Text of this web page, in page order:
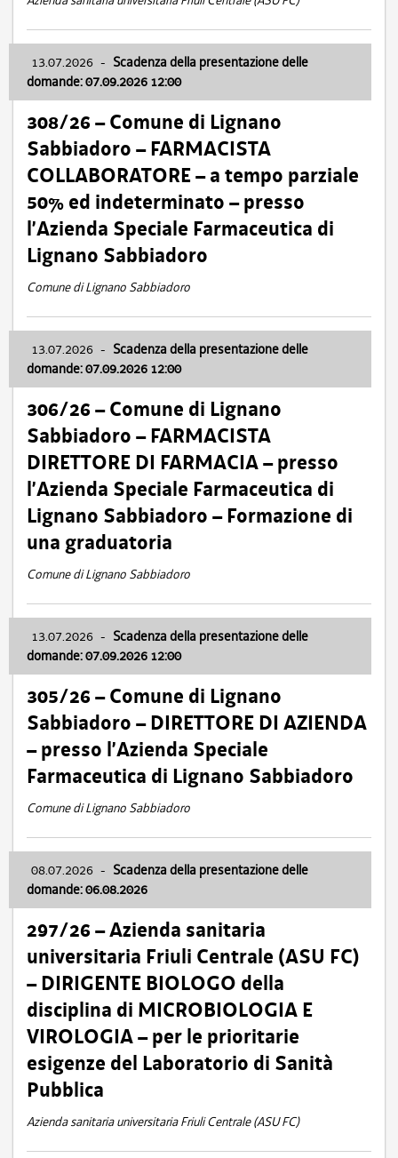
13.07.2026 - Scadenza della presentazione delle
domande: 07.09.2026 12:00
308/26 – Comune di Lignano
Sabbiadoro – FARMACISTA
COLLABORATORE – a tempo parziale
50% ed indeterminato – presso
l’Azienda Speciale Farmaceutica di
Lignano Sabbiadoro
Comune di Lignano Sabbiadoro
13.07.2026 - Scadenza della presentazione delle
domande: 07.09.2026 12:00
306/26 – Comune di Lignano
Sabbiadoro – FARMACISTA
DIRETTORE DI FARMACIA – presso
l’Azienda Speciale Farmaceutica di
Lignano Sabbiadoro – Formazione di
una graduatoria
Comune di Lignano Sabbiadoro
13.07.2026 - Scadenza della presentazione delle
domande: 07.09.2026 12:00
305/26 – Comune di Lignano
Sabbiadoro – DIRETTORE DI AZIENDA
– presso l’Azienda Speciale
Farmaceutica di Lignano Sabbiadoro
Comune di Lignano Sabbiadoro
08.07.2026 - Scadenza della presentazione delle
domande: 06.08.2026
297/26 – Azienda sanitaria
universitaria Friuli Centrale (ASU FC)
– DIRIGENTE BIOLOGO della
disciplina di MICROBIOLOGIA E
VIROLOGIA – per le prioritarie
esigenze del Laboratorio di Sanità
Pubblica
Azienda sanitaria universitaria Friuli Centrale (ASU FC)